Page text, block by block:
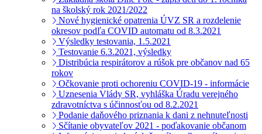
na školský rok 2021/2022
Nové hygienické opatrenia ÚVZ SR a rozdelenie
okresov podľa COVID automatu od 8.3.2021
Výsledky testovania, 1.5.2021
Testovanie 6.3.2021, výsledky
Distribúcia respirátorov a rúšok pre občanov nad 65
rokov
Očkovanie proti ochoreniu COVID-19 - informácie
Uznesenia Vlády SR, vyhláška Úradu verejného
zdravotníctva s účinnosťou od 8.2.2021
Podanie daňového priznania k dani z nehnuteľnosti
Sčítanie obyvateľov 2021 - poďakovanie občanom